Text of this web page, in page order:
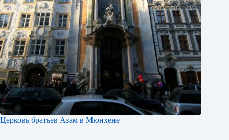
Церковь братьев Азам в Мюнхене